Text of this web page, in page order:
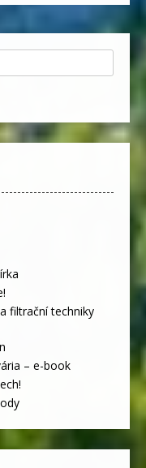
filtrační techniky
– e-book